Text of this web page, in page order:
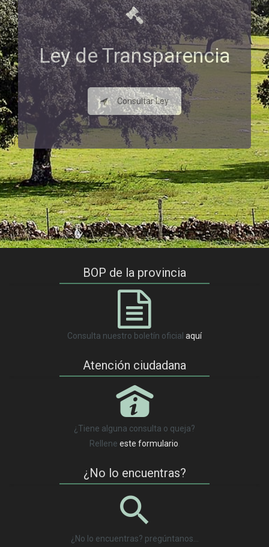
Ley de Transparencia
Consultar Ley
BOP de la provincia
Consulta nuestro boletín oficial aquí
Atención ciudadana
P
¿Tiene alguna consulta o queja?
Rellene este formulario
¿No lo encuentras?
¿No lo encuentras? pregúntanos…